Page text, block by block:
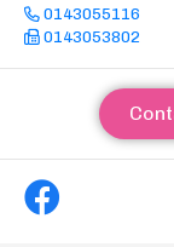
0143055116
0143053802